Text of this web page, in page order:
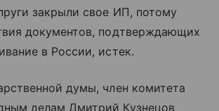
закрыли свое ИП, потому
документов, подтверждающих
в России, истек.
думы, член комитета
делам Дмитрий Кузнецов